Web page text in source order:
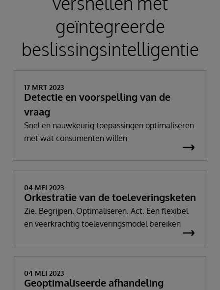
geïntegreerde
beslissingsintelligentie
17 MRT 2023
Detectie en voorspelling van de
vraag
Snel en nauwkeurig toepassingen optimaliseren
met wat consumenten willen
04 MEI 2023
Orkestratie van de toeleveringsketen
Zie. Begrijpen. Optimaliseren. Act. Een flexibel
en veerkrachtig toeleveringsmodel bereiken
04 MEI 2023
Geoptimaliseerde afhandeling